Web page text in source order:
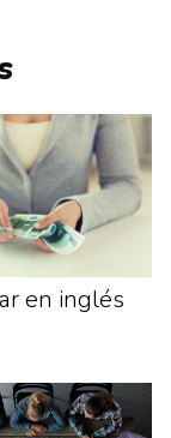
en inglés